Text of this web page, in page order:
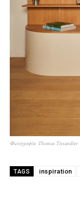
Φωτογραφία: Thomas Tissandier
TAGS inspiration